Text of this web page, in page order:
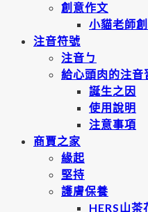
創意作文
小貓老師
注音符號
注音ㄅ
給心頭肉的注音
誕生之因
使用說明
注意事項
商賈之家
緣起
堅持
護膚保養
HERS山茶